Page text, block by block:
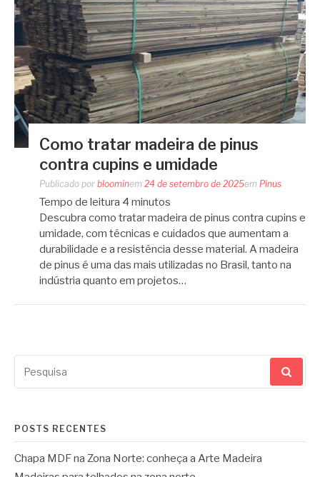
Como tratar madeira de pinus
contra cupins e umidade
Publicado por bloominem 24 de setembro de 2025em Pinus
Tempo de leitura 4 minutos
Descubra como tratar madeira de pinus contra cupins e
umidade, com técnicas e cuidados que aumentam a
durabilidade e a resistência desse material. A madeira
de pinus é uma das mais utilizadas no Brasil, tanto na
indústria quanto em projetos…
por:
POSTS RECENTES
Chapa MDF na Zona Norte: conheça a Arte Madeira